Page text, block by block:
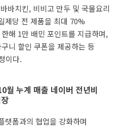
바치킨, 비비고 만두 및 국물요리
제당 전 제품을 최대 70%
해 1만 배민 포인트를 지급하며,
니 할인 쿠폰을 제공하는 등
이다.
누계 매출 네이버 전년비
랫폼과의 협업을 강화하며